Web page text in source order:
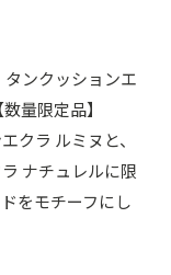
ンクッションエ
量限定品】
クラ ルミヌと、
ナチュレルに限
をモチーフにし